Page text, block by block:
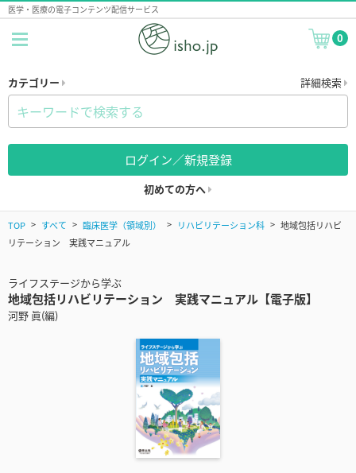
医学・医療の電子コンテンツ配信サービス
0
カテゴリー 詳細検索
ログイン／新規登録
初めての方へ
TOP すべて 臨床医学（領域別） リハビリテーション科
地域包括リハビ
リテーション 実践マニュアル
ライフステージから学ぶ
地域包括リハビリテーション 実践マニュアル【電子版】
河野 眞(編)